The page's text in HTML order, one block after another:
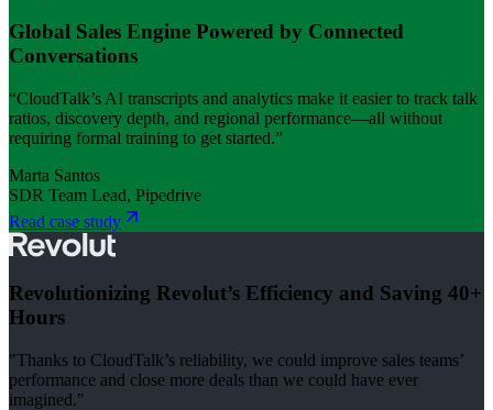
Global Sales Engine Powered by Connected
Conversations
“CloudTalk’s AI transcripts and analytics make it easier to track talk
ratios, discovery depth, and regional performance—all without
requiring formal training to get started.”
Marta Santos
SDR Team Lead, Pipedrive
Read case study
Revolutionizing Revolut’s Efficiency and Saving 40+
Hours
"Thanks to CloudTalk’s reliability, we could improve sales teams’
performance and close more deals than we could have ever
imagined."